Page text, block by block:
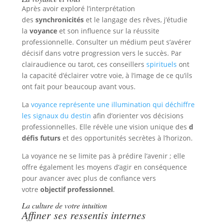
Après avoir exploré l’interprétation
des synchronicitéset le langage des rêves, j’étudie
la voyanceet son influence sur la réussite
professionnelle. Consulter un médium peut s’avérer
décisif dans votre progression vers le succès. Par
clairaudience ou tarot, ces conseillers spirituels ont
la capacité d’éclairer votre voie, à l’image de ce qu’ils
ont fait pour beaucoup avant vous.
La voyance représente une illumination qui déchiffre
les signaux du destin afin d’orienter vos décisions
professionnelles. Elle révèle une vision unique des d
défis futurset des opportunités secrètes à l’horizon.
La voyance ne se limite pas à prédire l’avenir ; elle
offre également les moyens d’agir en conséquence
pour avancer avec plus de confiance vers
votre objectif professionnel.
La culture de votre intuition
Affiner ses ressentis internes